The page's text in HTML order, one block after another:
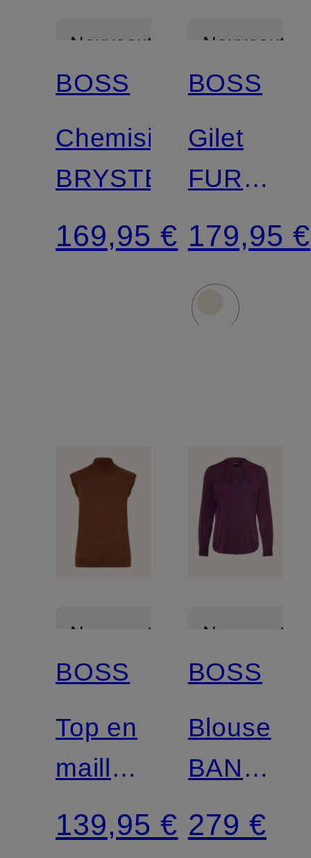
Nouveautés
BOSS
Chemisier
BRYSTEL
169,95 €
Nouveautés
BOSS
Gilet
en
mohair
179,95 €
Nouveautés
BOSS
Top en
maille
FIPINI
139,95 €
Nouveautés
BOSS
Blouse
avec
de la
279 €